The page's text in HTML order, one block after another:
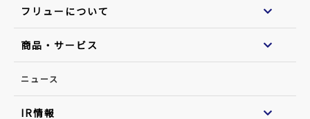
フリューについて
商品・サービス
ニュース
IR情報